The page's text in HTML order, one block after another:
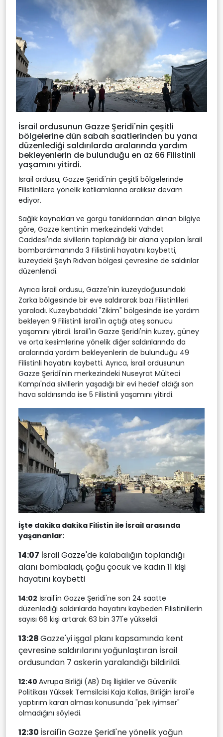
İsrail ordusunun Gazze Şeridi'nin çeşitli
bölgelerine dün sabah saatlerinden bu yana
düzenlediği saldırılarda aralarında yardım
bekleyenlerin de bulunduğu en az 66 Filistinli
yaşamını yitirdi.
İsrail ordusu, Gazze Şeridi'nin çeşitli bölgelerinde
Filistinlilere yönelik katliamlarına aralıksız devam
ediyor.
Sağlık kaynakları ve görgü tanıklarından alınan bilgiye
göre, Gazze kentinin merkezindeki Vahdet
Caddesi'nde sivillerin toplandığı bir alana yapılan İsrail
bombardımanında 3 Filistinli hayatını kaybetti,
kuzeydeki Şeyh Rıdvan bölgesi çevresine de saldırılar
düzenlendi.
Ayrıca İsrail ordusu, Gazze'nin kuzeydoğusundaki
Zarka bölgesinde bir eve saldırarak bazı Filistinlileri
yaraladı. Kuzeybatıdaki "Zikim" bölgesinde ise yardım
bekleyen 9 Filistinli İsrail'in açtığı ateş sonucu
yaşamını yitirdi. İsrail'in Gazze Şeridi'nin kuzey, güney
ve orta kesimlerine yönelik diğer saldırılarında da
aralarında yardım bekleyenlerin de bulunduğu 49
Filistinli hayatını kaybetti. Ayrıca, İsrail ordusunun
Gazze Şeridi'nin merkezindeki Nuseyrat Mülteci
Kampı'nda sivillerin yaşadığı bir evi hedef aldığı son
hava saldırısında ise 5 Filistinli yaşamını yitirdi.
İşte dakika dakika Filistin ile İsrail arasında
yaşananlar:
14:07 İsrail Gazze'de kalabalığın toplandığı
alanı bombaladı, çoğu çocuk ve kadın 11 kişi
hayatını kaybetti
14:02 İsrail'in Gazze Şeridi'ne son 24 saatte
düzenlediği saldırılarda hayatını kaybeden Filistinlilerin
sayısı 66 kişi artarak 63 bin 371'e yükseldi
13:28Gazze'yi işgal planı kapsamında kent
çevresine saldırılarını yoğunlaştıran İsrail
ordusundan 7 askerin yaralandığı bildirildi.
12:40 Avrupa Birliği (AB) Dış İlişkiler ve Güvenlik
Politikası Yüksek Temsilcisi Kaja Kallas, Birliğin İsrail'e
yaptırım kararı alması konusunda "pek iyimser"
olmadığını söyledi.
12:30 İsrail'in Gazze Şeridi'ne yönelik yoğun